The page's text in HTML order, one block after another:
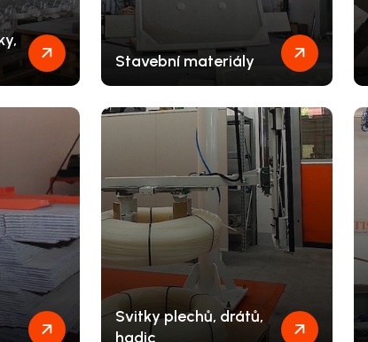
Stavební materiály
Svitky plechů, drátů,
hadic